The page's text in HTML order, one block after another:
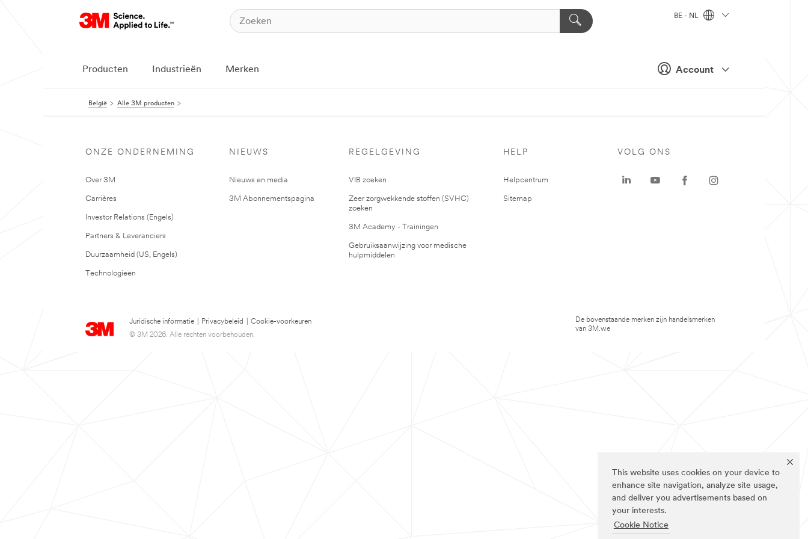
This website uses cookies on your device to
enhance site navigation, analyze site usage,
and deliver you advertisements based on
your interests.
Cookie Notice
Account
BE - NL
Producten Industrieën Merken
België Alle 3M producten
ONZE ONDERNEMING
Over 3M
Carrières
Investor Relations (Engels)
Partners & Leveranciers
Duurzaamheid (US, Engels)
Technologieën
NIEUWS
Nieuws en media
3M Abonnementspagina
REGELGEVING
VIB zoeken
Zeer zorgwekkende stoffen (SVHC)
zoeken
3M Academy - Trainingen
Gebruiksaanwijzing voor medische
hulpmiddelen
HELP
Helpcentrum
Sitemap
Juridische informatie Privacybeleid
Cookie-voorkeuren
© 3M 2026. Alle rechten voorbehouden.
VOLG ONS
De bovenstaande merken zijn handelsmerken
van 3M.we